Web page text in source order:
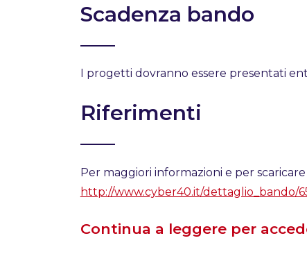
Scadenza bando
I progetti dovranno essere presentati
Riferimenti
Per maggiori informazioni e per
http://www.cyber40.it/dettaglio_bando/
Continua a leggere per